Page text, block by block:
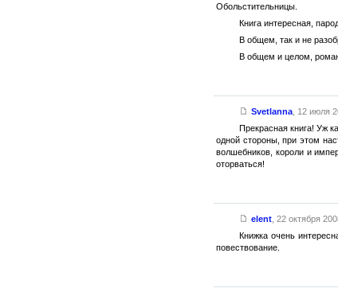
Обольстительницы.
Книга интересная,
В общем, так и не
В общем и целом, роман
Svetlanna, 12 июля
Прекрасная книга! Уж
одной стороны, при этом
волшебников, короли и
оторваться!
elent, 22 октября
Книжка очень
повествование.